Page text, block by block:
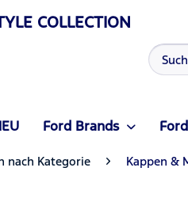
COLLECTION
Ford Brands
nach Kategorie Kappen &